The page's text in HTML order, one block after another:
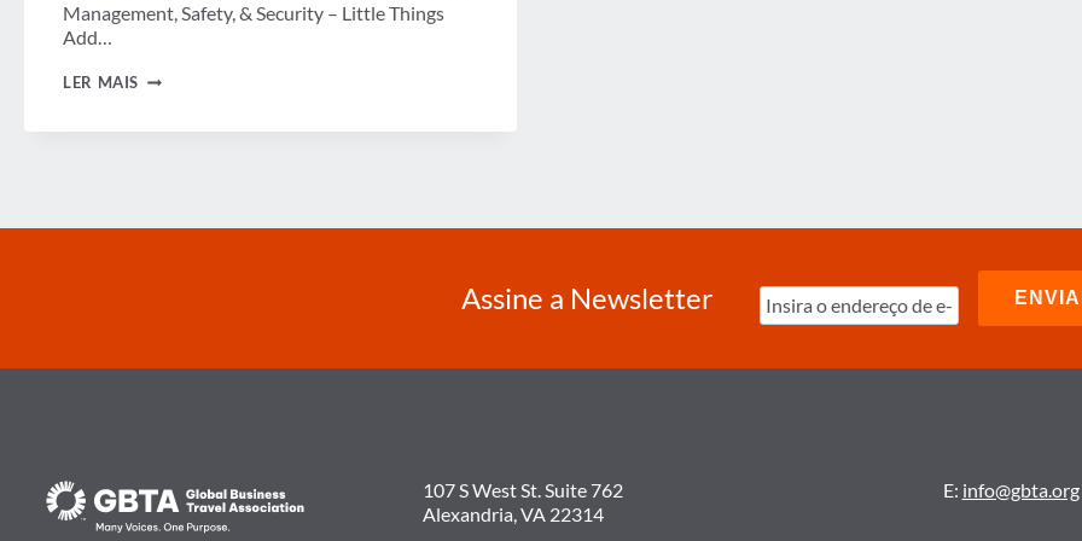
Management, Safety, & Security – Little Things
Add…
LER MAIS PEQUENAS
SOMAM
Assine a Newsletter
107 S West St. Suite 762
Alexandria, VA 22314
E: info@gbta.org